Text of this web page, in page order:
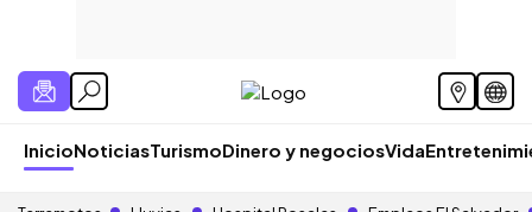
InicioNoticiasTurismoDinero y negociosVida